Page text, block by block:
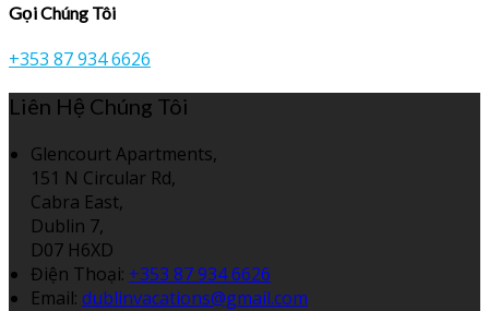
Gọi Chúng Tôi
+353 87 934 6626
Liên Hệ Chúng Tôi
Glencourt Apartments,
151 N Circular Rd,
Cabra East,
Dublin 7,
D07 H6XD
Điện Thoại: +353 87 934 6626
Email: dublinvacations@gmail.com